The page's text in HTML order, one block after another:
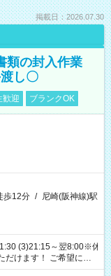
掲載日：2026.07.30
類の封入作業
し〇
歓迎 ブランクOK
歩12分 / 尼崎(阪神線)駅
(3)21:15～翌8:00※休
だけます！ ご希望に合